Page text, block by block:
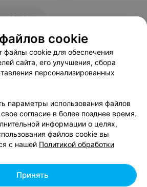
адреса
возле метро Московская в
метро Московская
cookie
файлы cookie для обеспечения
сайта, его улучшения, сбора
персонализированных
параметры использования файлов
согласие в более позднее время.
информации о целях,
файлов cookie вы
с нашей Политикой обработки
Принять